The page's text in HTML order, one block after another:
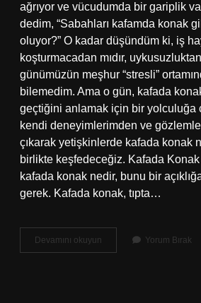
ağrıyor ve vücudumda bir gariplik
dedim, “Sabahları kafamda konak
oluyor?” O kadar düşündüm ki, iş
koşturmacadan mıdır, uykusuzluktan
günümüzün meşhur “stresli”
bilemedim. Ama o gün, kafada
geçtiğini anlamak için bir yolculuğa
kendi deneyimlerimden ve
çıkarak yetişkinlerde kafada konak
birlikte keşfedeceğiz. Kafada
kafada konak nedir, bunu bir
gerek. Kafada konak, tıpta…
Devamını okuyun Yetişkinlerde
kafada
Yorum Bırak